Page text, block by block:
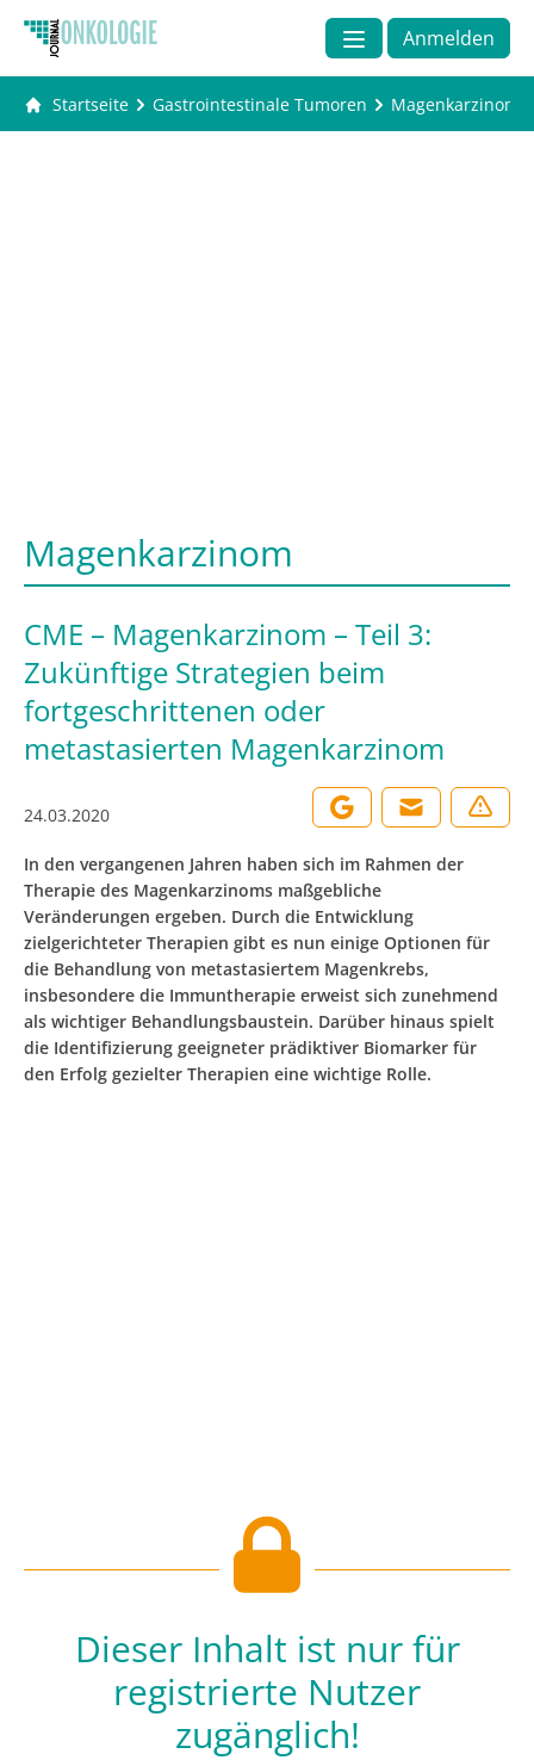
Anmelden
Startseite Gastrointestinale Tumoren Magenkarzinom
Magenkarzinom
CME – Magenkarzinom – Teil 3:
Zukünftige Strategien beim
fortgeschrittenen oder
metastasierten Magenkarzinom
24.03.2020
In den vergangenen Jahren haben sich im Rahmen der
Therapie des Magenkarzinoms maßgebliche
Veränderungen ergeben. Durch die Entwicklung
zielgerichteter Therapien gibt es nun einige Optionen für
die Behandlung von metastasiertem Magenkrebs,
insbesondere die Immuntherapie erweist sich zunehmend
als wichtiger Behandlungsbaustein. Darüber hinaus spielt
die Identifizierung geeigneter prädiktiver Biomarker für
den Erfolg gezielter Therapien eine wichtige Rolle.
Dieser Inhalt ist nur für
registrierte Nutzer
zugänglich!